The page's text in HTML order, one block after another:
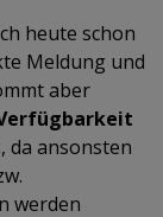
heute schon
Meldung und
aber
da ansonsten
werden